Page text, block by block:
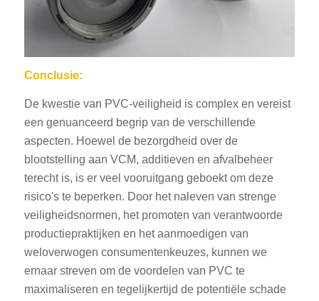
Conclusie:
De kwestie van PVC-veiligheid is complex en vereist
een genuanceerd begrip van de verschillende
aspecten. Hoewel de bezorgdheid over de
blootstelling aan VCM, additieven en afvalbeheer
terecht is, is er veel vooruitgang geboekt om deze
risico's te beperken. Door het naleven van strenge
veiligheidsnormen, het promoten van verantwoorde
productiepraktijken en het aanmoedigen van
weloverwogen consumentenkeuzes, kunnen we
ernaar streven om de voordelen van PVC te
maximaliseren en tegelijkertijd de potentiële schade